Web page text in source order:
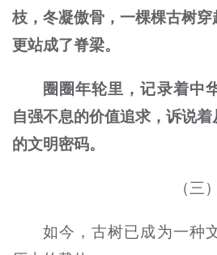
枝，冬凝傲骨，一棵棵古树穿
更站成了脊梁。
圈圈年轮里，记录着中
自强不息的价值追求，诉说
的文明密码。
（三）
如今，古树已成为一种